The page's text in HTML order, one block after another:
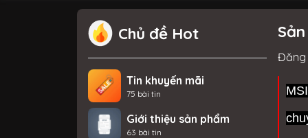
Chủ đề Hot
Tin khuyến mãi
75 bài tin
Giới thiệu sản phẩm
63 bài tin